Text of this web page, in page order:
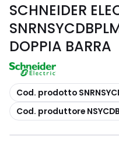
SCHNEIDER
DOPPIA BARRA
copia
Cod. prodotto
copia
Cod. produttore